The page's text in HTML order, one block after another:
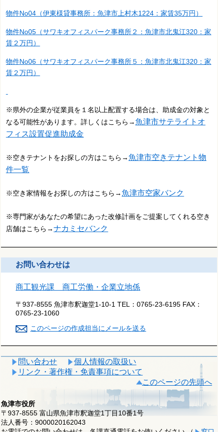
物件No04（伊東様貸事務所：魚津市上村木1224：家賃35万円）
物件No05（サワキオフィスパーク事務所２：魚津市北鬼江320：家
賃２万円）
物件No06（サワキオフィスパーク事務所５：魚津市北鬼江320：家
賃２万円）
※県外の企業が従業員を１名以上配置する場合は、助成金の対象と
なる可能性があります。詳しくはこちら→魚津市サテライトオ
フィス設置促進助成金
※空きテナントをお探しの方はこちら→魚津市空きテナント物
件一覧
※空き家情報をお探しの方はこちら→魚津市空家バンク
※専門家があなたの希望にあった改修計画をご提案してくれる空き
店舗はこちら→ナカミセバンク
お問い合わせは
商工観光課 商工労働・企業立地係
〒937-8555 魚津市釈迦堂1-10-1 TEL：0765-23-6195 FAX：
0765-23-1060
このページの作成担当にメールを送る
問い合わせ
個人情報の取扱い
リンク・著作権・免責事項について
このページの先頭へ
魚津市役所
〒937-8555 富山県魚津市釈迦堂1丁目10番1号
法人番号：9000020162043